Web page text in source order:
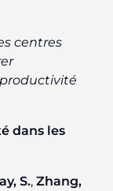
centres
dans les
S., Zhang,